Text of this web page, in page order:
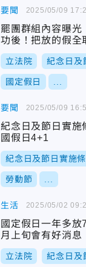
要聞
罷團群組內容曝
功後！把放的假全
立法院 紀念日及
國定假日
2025/05/09
要聞
紀念日及節日實施
國假日4+1
紀念日及節日實施條
勞動節
2025/05/09
生活
國定假日一年多
月上旬會有好消息
立法院 紀念日及
2025/05/02